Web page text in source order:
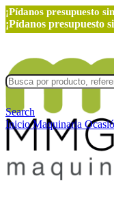
¡Pídanos presupuesto
¡Pídanos presupuesto
Search
InicioMaquinaria